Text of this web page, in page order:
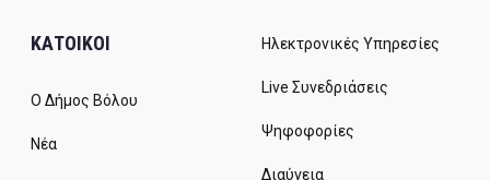
ΚΑΤΟΙΚΟΙ
Ο Δήμος Βόλου
Νέα
Ηλεκτρονικές Υπηρεσίες
Live Συνεδριάσεις
Ψηφοφορίες
Διαύγεια